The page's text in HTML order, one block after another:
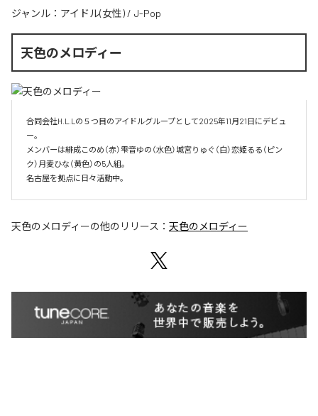
ジャンル： アイドル(女性) / J-Pop
天色のメロディー
合同会社H.L.Lの５つ目のアイドルグループとして2025年11月21日にデビュ
ー。
メンバーは緋成このめ（赤）雫音ゆの（水色）城宮りゅぐ（白）恋姫るる（ピン
ク）月麦ひな（黄色）の5人組。
名古屋を拠点に日々活動中。
天色のメロディーの他のリリース： 天色のメロディー